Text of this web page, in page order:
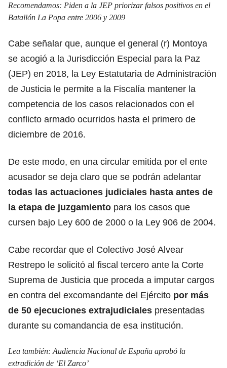
Recomendamos: Piden a la JEP priorizar falsos positivos en el
Batallón La Popa entre 2006 y 2009
Cabe señalar que, aunque el general (r) Montoya
se acogió a la Jurisdicción Especial para la Paz
(JEP) en 2018, la Ley Estatutaria de Administración
de Justicia le permite a la Fiscalía mantener la
competencia de los casos relacionados con el
conflicto armado ocurridos hasta el primero de
diciembre de 2016.
De este modo, en una circular emitida por el ente
acusador se deja claro que se podrán adelantar
todas las actuaciones judiciales hasta antes de
la etapa de juzgamiento para los casos que
cursen bajo Ley 600 de 2000 o la Ley 906 de 2004.
Cabe recordar que el Colectivo José Alvear
Restrepo le solicitó al fiscal tercero ante la Corte
Suprema de Justicia que proceda a imputar cargos
en contra del excomandante del Ejército por más
de 50 ejecuciones extrajudiciales presentadas
durante su comandancia de esa institución.
Lea también: Audiencia Nacional de España aprobó la
extradición de ‘El Zarco’